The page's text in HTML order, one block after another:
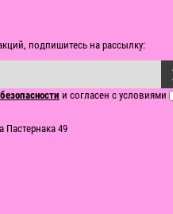
подпишитесь на рассылку:
и согласен с условиями
Пастернака 49